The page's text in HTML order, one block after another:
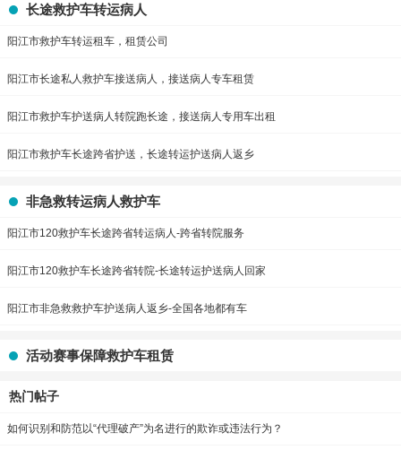
长途救护车转运病人
阳江市救护车转运租车，租赁公司
阳江市长途私人救护车接送病人，接送病人专车租赁
阳江市救护车护送病人转院跑长途，接送病人专用车出租
阳江市救护车长途跨省护送，长途转运护送病人返乡
非急救转运病人救护车
阳江市120救护车长途跨省转运病人-跨省转院服务
阳江市120救护车长途跨省转院-长途转运护送病人回家
阳江市非急救救护车护送病人返乡-全国各地都有车
活动赛事保障救护车租赁
热门帖子
如何识别和防范以“代理破产”为名进行的欺诈或违法行为？